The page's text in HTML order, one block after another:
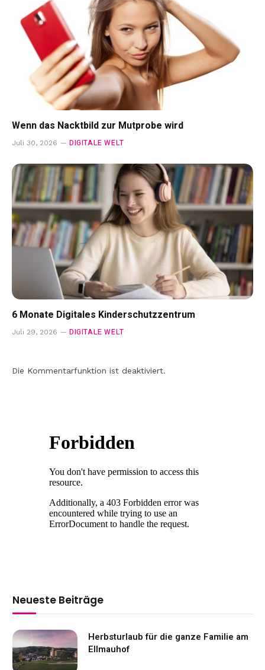
Wenn das Nacktbild zur Mutprobe wird
Juli 30, 2026 DIGITALE WELT
6 Monate Digitales Kinderschutzzentrum
Juli 29, 2026 DIGITALE WELT
Die Kommentarfunktion ist deaktiviert.
Neueste Beiträge
Herbsturlaub für die ganze Familie am
Ellmauhof